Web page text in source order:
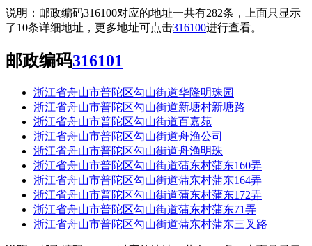
说明：邮政编码316100对应的地址一共有282条，上面只显示
了10条详细地址，更多地址可点击316100进行查看。
邮政编码316101
浙江省舟山市普陀区勾山街道华隆明珠园
浙江省舟山市普陀区勾山街道新塘村新塘路
浙江省舟山市普陀区勾山街道百嘉苑
浙江省舟山市普陀区勾山街道舟渔公司
浙江省舟山市普陀区勾山街道舟渔明珠
浙江省舟山市普陀区勾山街道蒲东村蒲东160弄
浙江省舟山市普陀区勾山街道蒲东村蒲东164弄
浙江省舟山市普陀区勾山街道蒲东村蒲东172弄
浙江省舟山市普陀区勾山街道蒲东村蒲东71弄
浙江省舟山市普陀区勾山街道蒲东村蒲东三叉路